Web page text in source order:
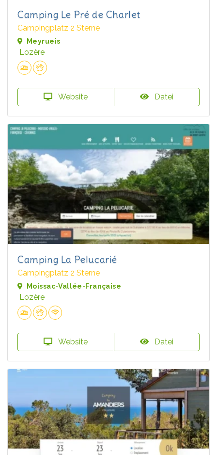
Camping Le Pré de Charlet
Campingplatz 2 Sterne
Meyrueis
Lozère
Website Datei
Camping La Pelucarié
Campingplatz 2 Sterne
Moissac-Vallée-Française
Lozère
Website Datei